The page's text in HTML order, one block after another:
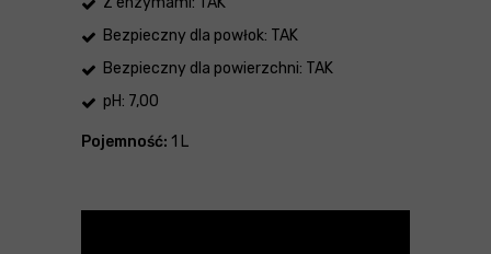
Bezpieczny dla powłok: TAK
Bezpieczny dla powierzchni: TAK
pH: 7,00
Pojemność: 1 L